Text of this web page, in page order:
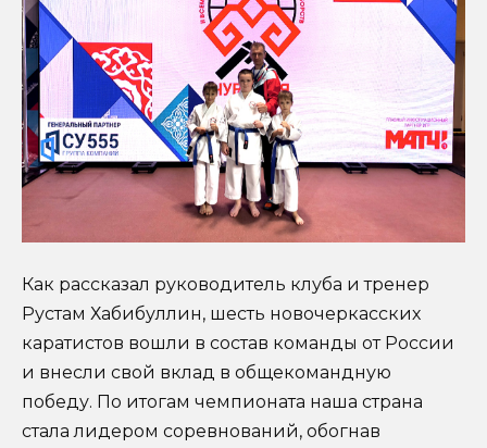
Как рассказал руководитель клуба и тренер
Рустам Хабибуллин, шесть новочеркасских
каратистов вошли в состав команды от России
и внесли свой вклад в общекомандную
победу. По итогам чемпионата наша страна
стала лидером соревнований, обогнав